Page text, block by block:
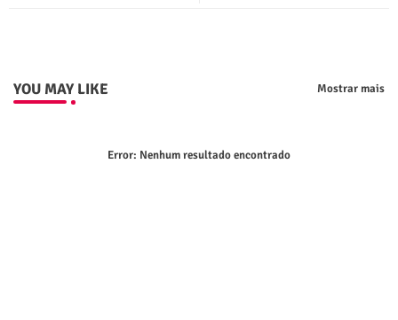
YOU MAY LIKE Mostrar mais
Error: Nenhum resultado encontrado